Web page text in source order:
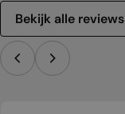
Bekijk alle reviews